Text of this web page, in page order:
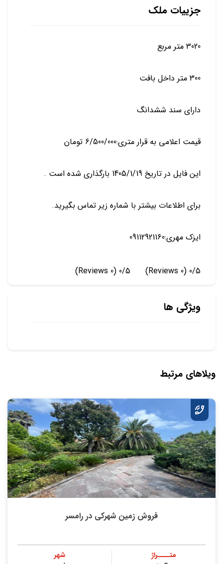
جزییات ملک
3020 متر مربع
300 متر داخل بافت
دارای سند ششدانگ
قیمت اعلامی به قرار متری:6/500/000 تومان
این فایل در تاریخ 1405/1/19 بارگذاری شده است .
برای اطلاعات بیشتر با شماره زیر تماس بگیرید.
ایزک مهری:09112921160
0/5
(0 Reviews)
0/5
(0 Reviews)
ویژگی ها
ویلاهای مرتبط
فروش زمین شهرکی در رامسر
متــــراژ
شهر